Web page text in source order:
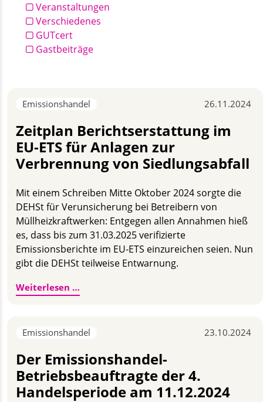
Veranstaltungen
Verschiedenes
GUTcert
Gastbeiträge
Emissionshandel 26.11.2024
Zeitplan Berichtserstattung im
EU-ETS für Anlagen zur
Verbrennung von Siedlungsabfall
Mit einem Schreiben Mitte Oktober 2024 sorgte die
DEHSt für Verunsicherung bei Betreibern von
Müllheizkraftwerken: Entgegen allen Annahmen hieß
es, dass bis zum 31.03.2025 verifizierte
Emissionsberichte im EU-ETS einzureichen seien. Nun
gibt die DEHSt teilweise Entwarnung.
Weiterlesen …
Emissionshandel 23.10.2024
Der Emissionshandel-
Betriebsbeauftragte der 4.
Handelsperiode am 11.12.2024